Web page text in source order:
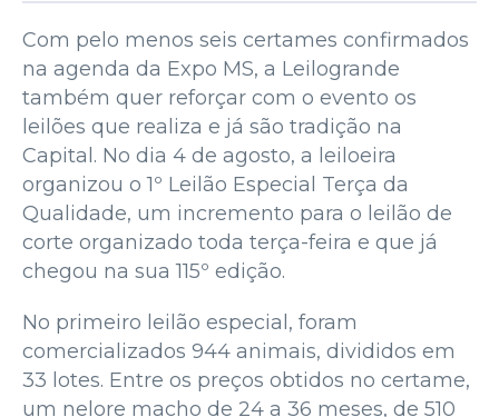
Com pelo menos seis certames confirmados
na agenda da Expo MS, a Leilogrande
também quer reforçar com o evento os
leilões que realiza e já são tradição na
Capital. No dia 4 de agosto, a leiloeira
organizou o 1º Leilão Especial Terça da
Qualidade, um incremento para o leilão de
corte organizado toda terça-feira e que já
chegou na sua 115º edição.
No primeiro leilão especial, foram
comercializados 944 animais, divididos em
33 lotes. Entre os preços obtidos no certame,
um nelore macho de 24 a 36 meses, de 510